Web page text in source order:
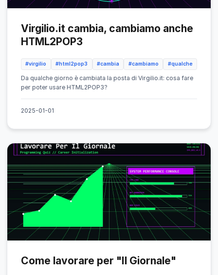
Virgilio.it cambia, cambiamo anche
HTML2POP3
#virgilio #html2pop3 #cambia #cambiamo #qualche
Da qualche giorno è cambiata la posta di Virgilio.it: cosa fare
per poter usare HTML2POP3?
2025-01-01
Come lavorare per "Il Giornale"